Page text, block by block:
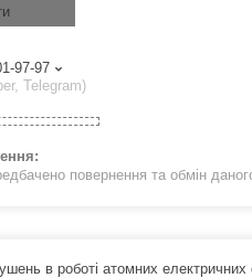
97-97
Telegram)
повернення та обмін
в роботі атомних електричних